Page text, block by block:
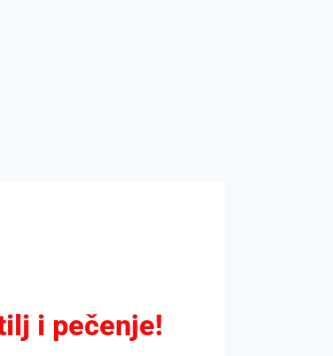
i pečenje!